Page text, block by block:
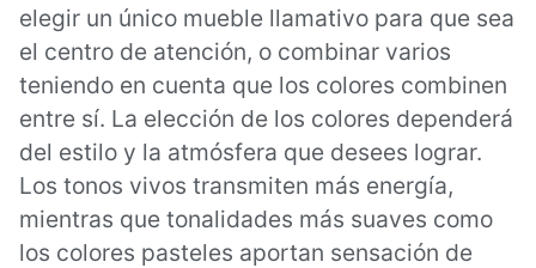
elegir un único mueble llamativo para que sea
el centro de atención, o combinar varios
teniendo en cuenta que los colores combinen
entre sí. La elección de los colores dependerá
del estilo y la atmósfera que desees lograr.
Los tonos vivos transmiten más energía,
mientras que tonalidades más suaves como
los colores pasteles aportan sensación de